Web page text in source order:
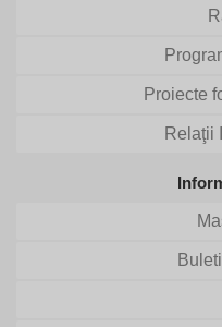
Proiecte
Relaţii